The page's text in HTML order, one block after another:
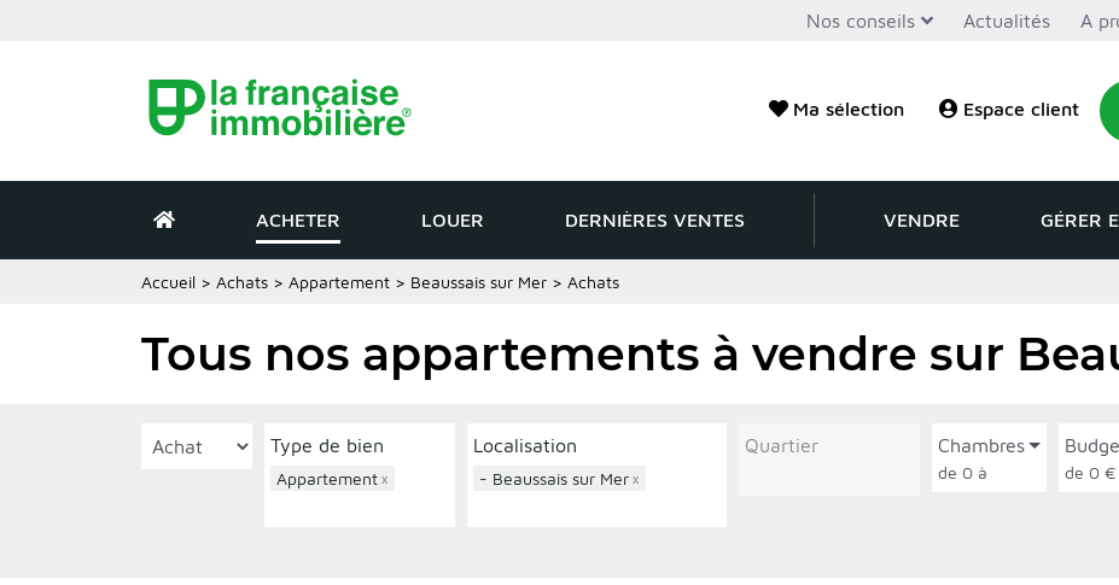
Nos conseils Actualités A
Ma sélection Espace client
ACHETER LOUER DERNIÈRES VENTES VENDRE GÉRER
Accueil > Achats > Appartement > Beaussais sur Mer > Achats
Tous nos appartements à vendre sur
Type de bien
×
Appartement
Localisation
×
- Beaussais sur Mer
Quartier Chambres
de 0 à